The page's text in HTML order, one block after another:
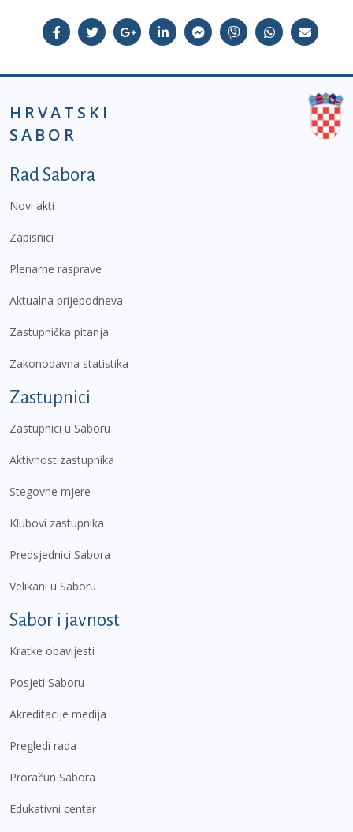
HRVATSKI
SABOR
Podnožje prvi izbornik
Rad Sabora
Novi akti
Zapisnici
Plenarne rasprave
Aktualna prijepodneva
Zastupnička pitanja
Zakonodavna statistika
Zastupnici
Zastupnici u Saboru
Aktivnost zastupnika
Stegovne mjere
Klubovi zastupnika
Predsjednici Sabora
Velikani u Saboru
Sabor i javnost
Kratke obavijesti
Posjeti Saboru
Akreditacije medija
Pregledi rada
Proračun Sabora
Edukativni centar